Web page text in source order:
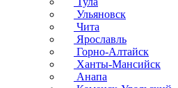
Ульяновск
Чита
Ярославль
Горно-Алтайск
Ханты-Мансийск
Анапа